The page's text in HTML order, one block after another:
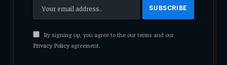
By signing up, you agree to the our terms and our
Privacy Policyagreement.